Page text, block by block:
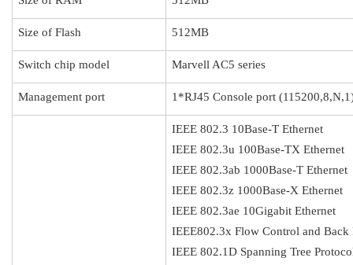
Size of Flash 512MB
Switch chip model Marvell AC5 series
Management port 1*RJ45 Console port
IEEE 802.3 10Base-T Ethernet
IEEE 802.3u 100Base-TX Ethernet
IEEE 802.3ab 1000Base-T Ethernet
IEEE 802.3z 1000Base-X Ethernet
IEEE 802.3ae 10Gigabit Ethernet
IEEE802.3x Flow Control and Back
IEEE 802.1D Spanning Tree